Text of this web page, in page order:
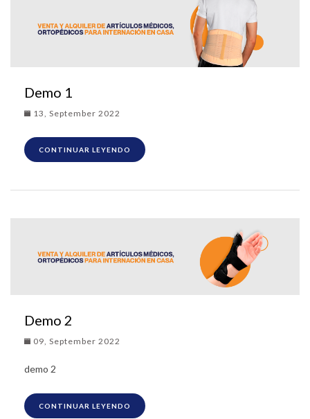
Demo 1
13, September 2022
CONTINUAR LEYENDO
Demo 2
09, September 2022
demo 2
CONTINUAR LEYENDO